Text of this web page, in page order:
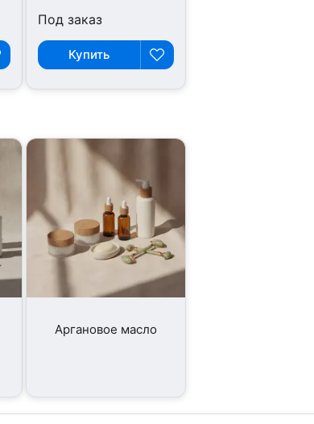
Под заказ
Купить
Аргановое масло